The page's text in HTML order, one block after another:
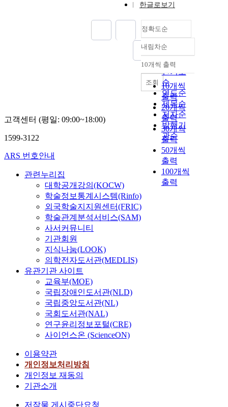
한글로보기
정확도순
정확도
순
인기도
순
연도순
제목순
저자순
발행기
관순
내림차순
내림차순
10개씩 출력
10개씩
출력
20개씩
출력
30개씩
출력
50개씩
출력
100개씩
출력
조회
고객센터 (평일: 09:00~18:00)
1599-3122
ARS 번호안내
관련누리집
대학공개강의(KOCW)
학술정보통계시스템(Rinfo)
외국학술지지원센터(FRIC)
학술관계분석서비스(SAM)
사서커뮤니티
기관회원
지식나눔(LOOK)
의학전자도서관(MEDLIS)
유관기관 사이트
교육부(MOE)
국립장애인도서관(NLD)
국립중앙도서관(NL)
국회도서관(NAL)
연구윤리정보포털(CRE)
사이언스온 (ScienceON)
이용약관
개인정보처리방침
개인정보 재동의
기관소개
저작물 게시중단요청